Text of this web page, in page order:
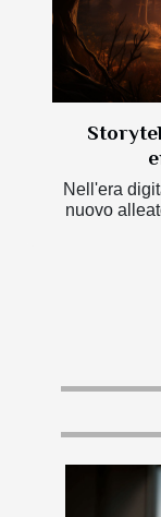
Nell'era
nuovo